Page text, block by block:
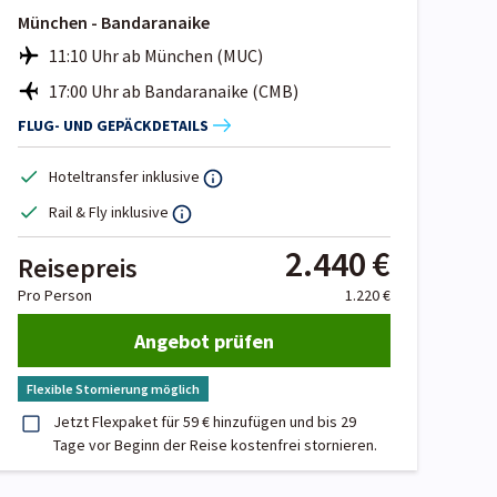
München - Bandaranaike
11:10 Uhr ab München (MUC)
17:00 Uhr ab Bandaranaike (CMB)
FLUG- UND GEPÄCKDETAILS
Hoteltransfer inklusive
Rail & Fly inklusive
Reisepreis 2.440 €
Pro Person 1.220 €
Angebot prüfen
Flexible Stornierung möglich
Jetzt Flexpaket für 59 € hinzufügen und bis 29
Tage vor Beginn der Reise kostenfrei stornieren.